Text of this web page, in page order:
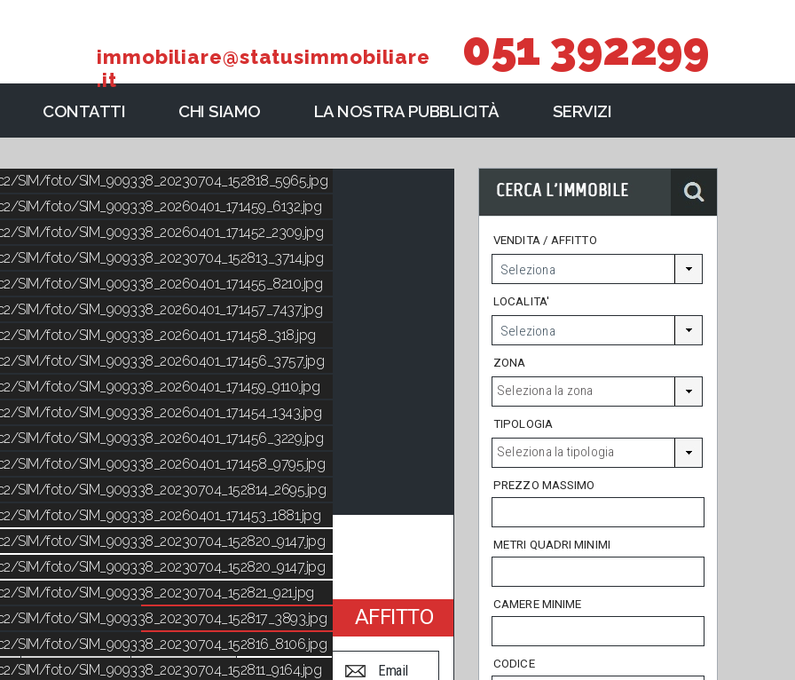
VENDITA / AFFITTO
LOCALITA'
ZONA
Seleziona la zona
TIPOLOGIA
Seleziona la tipologia
PREZZO MASSIMO
METRI QUADRI MINIMI
CAMERE MINIME
CODICE
€ 1.450 AFFITTO
Garage Terrazzi 1.00 Stampa Email
foto/SIM_909338_20230704_152818_5965.jpg
foto/SIM_909338_20260401_171459_6132.jpg
foto/SIM_909338_20260401_171452_2309.jpg
foto/SIM_909338_20230704_152813_3714.jpg
foto/SIM_909338_20260401_171455_8210.jpg
foto/SIM_909338_20260401_171457_7437.jpg
foto/SIM_909338_20260401_171458_318.jpg
foto/SIM_909338_20260401_171456_3757.jpg
foto/SIM_909338_20260401_171459_9110.jpg
foto/SIM_909338_20260401_171454_1343.jpg
foto/SIM_909338_20260401_171456_3229.jpg
foto/SIM_909338_20260401_171458_9795.jpg
foto/SIM_909338_20230704_152814_2695.jpg
foto/SIM_909338_20260401_171453_1881.jpg
foto/SIM_909338_20230704_152820_9147.jpg
foto/SIM_909338_20230704_152820_9147.jpg
foto/SIM_909338_20230704_152821_921.jpg
foto/SIM_909338_20230704_152817_3893.jpg
foto/SIM_909338_20230704_152816_8106.jpg
foto/SIM_909338_20230704_152811_9164.jpg
CONTATTI CHI SIAMO LA NOSTRA PUBBLICITÀ SERVIZI
immobiliare@statusimmobiliare
.it
051 392299